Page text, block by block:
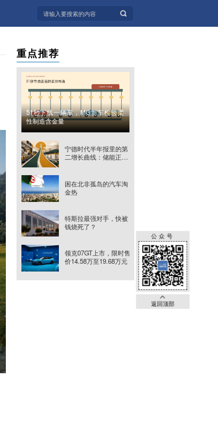
公众号
返回顶部
重点推荐
51秒下线一辆车，MG新车检验柔
性制造含金量
宁德时代半年报里的第
二增长曲线：储能正在
困在北非孤岛的汽车淘
金热
特斯拉最强对手，快被
钱烧死了？
领克07GT上市，限时售
价14.58万至19.68万元